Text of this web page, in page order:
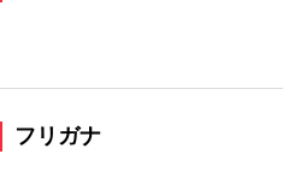
フリガナ